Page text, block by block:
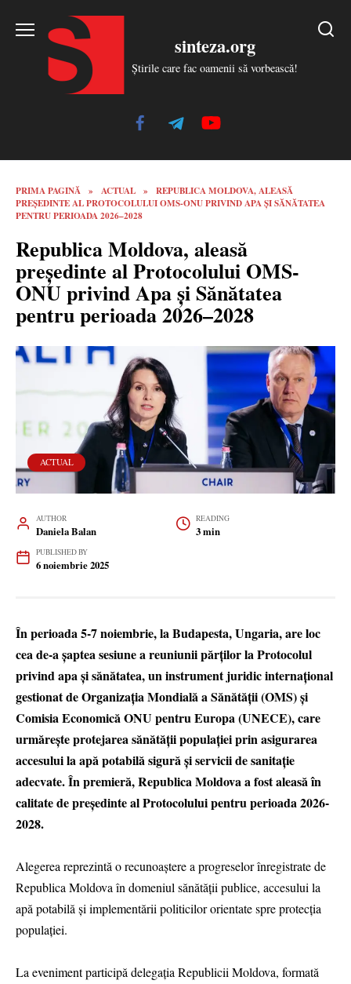
sinteza.org
Știrile care fac oamenii să vorbească!
PRIMA PAGINĂ » ACTUAL »
REPUBLICA MOLDOVA, ALEASĂ
PREȘEDINTE AL PROTOCOLULUI OMS-ONU PRIVIND APA ȘI SĂNĂTATEA
PENTRU PERIOADA 2026–2028
Republica Moldova, aleasă
președinte al Protocolului OMS-
ONU privind Apa și Sănătatea
pentru perioada 2026–2028
ACTUAL
AUTHOR
Daniela Balan
READING
3 min
PUBLISHED BY
6 noiembrie 2025
În perioada 5-7 noiembrie, la Budapesta, Ungaria, are loc
cea de-a șaptea sesiune a reuniunii părților la Protocolul
privind apa și sănătatea, un instrument juridic internațional
gestionat de Organizația Mondială a Sănătății (OMS) și
Comisia Economică ONU pentru Europa (UNECE), care
urmărește protejarea sănătății populației prin asigurarea
accesului la apă potabilă sigură și servicii de sanitație
adecvate. În premieră, Republica Moldova a fost aleasă în
calitate de președinte al Protocolului pentru perioada 2026-
2028.
Alegerea reprezintă o recunoaștere a progreselor înregistrate de
Republica Moldova în domeniul sănătății publice, accesului la
apă potabilă și implementării politicilor orientate spre protecția
populației.
La eveniment participă delegația Republicii Moldova, formată